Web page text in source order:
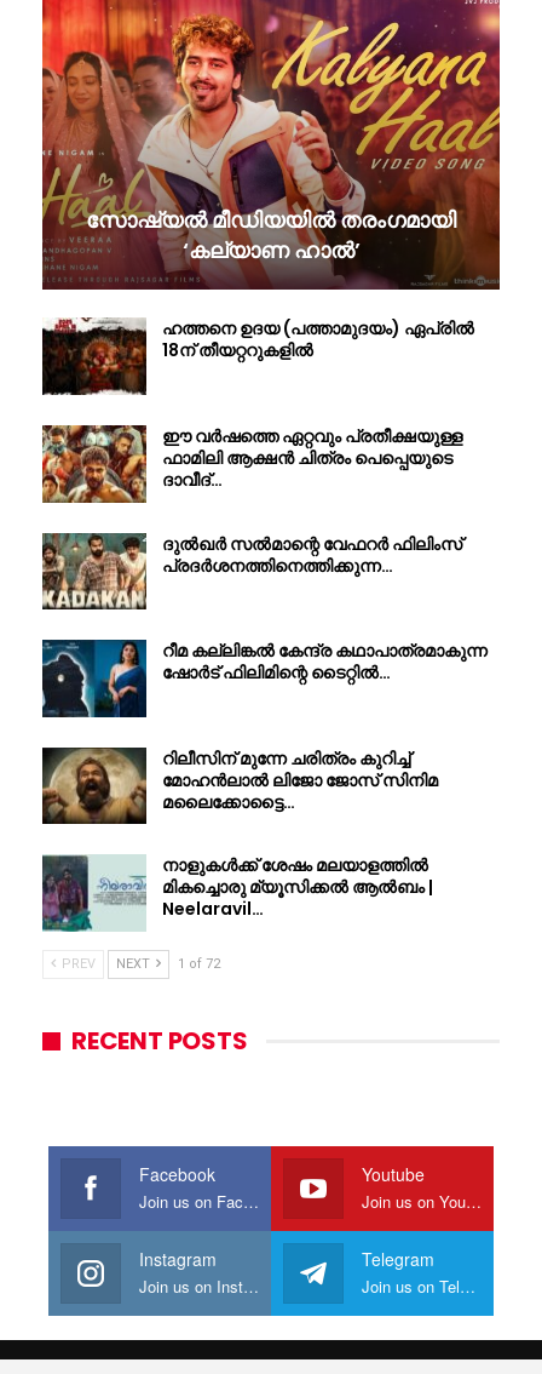
സോഷ്യൽ മീഡിയയിൽ തരംഗമായി
‘കല്യാണ ഹാൽ’
ഹത്തനെ ഉദയ (പത്താമുദയം) ഏപ്രിൽ
18ന് തീയറ്ററുകളിൽ
ഈ വർഷത്തെ ഏറ്റവും പ്രതീക്ഷയുള്ള
ഫാമിലി ആക്ഷൻ ചിത്രം പെപ്പെയുടെ
ദാവീദ്…
ദുൽഖർ സൽമാന്റെ വേഫറർ ഫിലിംസ്
പ്രദർശനത്തിനെത്തിക്കുന്ന…
റീമ കല്ലിങ്കൽ കേന്ദ്ര കഥാപാത്രമാകുന്ന
ഷോർട് ഫിലിമിന്റെ ടൈറ്റിൽ…
റിലീസിന് മുന്നേ ചരിത്രം കുറിച്ച്
മോഹൻലാൽ ലിജോ ജോസ് സിനിമ
മലൈക്കോട്ടൈ…
നാളുകൾക്ക് ശേഷം മലയാളത്തിൽ
മികച്ചൊരു മ്യൂസിക്കൽ ആൽബം |
Neelaravil…
PREV NEXT 1 of 72
RECENT POSTS
Facebook
Join us on Facebook
Youtube
Join us on Youtube
Instagram
Join us on Instagram
Telegram
Join us on Telegram